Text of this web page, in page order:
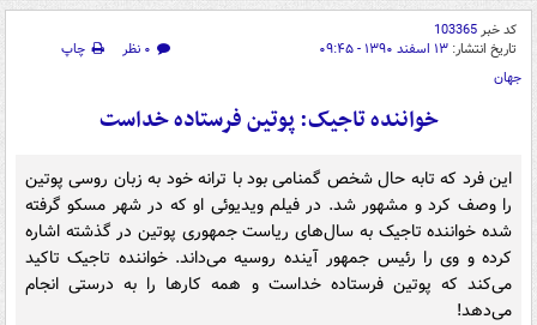
کد خبر103365
تاریخ انتشار: ۱۳ اسفند ۱۳۹۰ - ۰۹:۴۵ ۰ نظر
چاپ
جهان
خواننده‌ تاجیک: پوتین فرستاده‌ خداست
این فرد که تابه حال شخص گمنامی بود با ترانه خود به زبان روسی پوتین
را وصف ‌کرد و مشهور شد. در فیلم ویدیوئی او که در شهر مسکو گرفته
شده خواننده‌ تاجیک به سال‌های ریاست جمهوری پوتین در گذشته اشاره
کرده و وی را رئیس جمهور آینده روسیه می‌داند. خواننده‌ تاجیک تاکید
می‌کند که پوتین فرستاده‌ خداست و همه‌ کارها را به درستی انجام
می‌دهد!